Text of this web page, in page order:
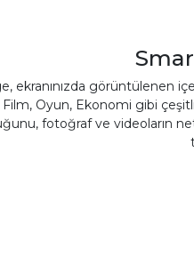
ekranınızda görüntülenen
Oyun, Ekonomi gibi
fotoğraf ve videoların